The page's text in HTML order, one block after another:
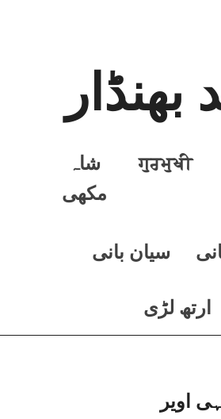
بھنڈار
ਗੁਰਮੁਖੀ
شاہ
مکھی
سيان بانی
ارتھ لڑی
اویر